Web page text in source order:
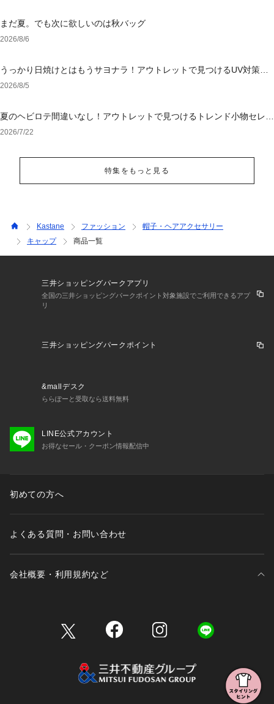
まだ夏。でも次に欲しいのは秋バッグ
2026/8/6
うっかり日焼けとはもうサヨナラ！アウトレットで見つけるUV対策ウ
ェア
2026/8/5
夏のヘビロテ間違いなし！アウトレットで見つけるトレンド小物セレク
ション
2026/7/22
特集をもっと見る
Kastane ファッション
帽子・ヘアアクセサリー
キャップ
商品一覧
三井ショッピングパークアプリ
全国の三井ショッピングパークポイント対象施設でご利用できるアプ
リ
三井ショッピングパークポイント
&mallデスク
ららぽーと受取なら送料無料
LINE公式アカウント
お得なセール・クーポン情報配信中
初めての方へ
よくある質問・お問い合わせ
会社概要・利用規約など